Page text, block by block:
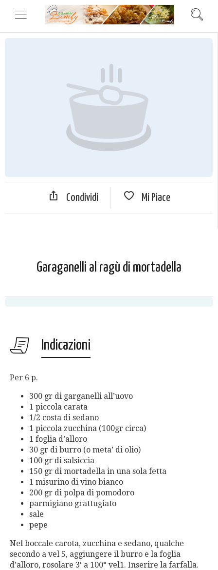
Condividi Mi Piace
Garaganelli al ragù di mortadella
Indicazioni
Per 6 p.
300 gr di garganelli all’uovo
1 piccola carata
1/2 costa di sedano
1 piccola zucchina (100gr circa)
1 foglia d’alloro
30 gr di burro (o meta’ di olio)
100 gr di salsiccia
150 gr di mortadella in una sola fetta
1 misurino di vino bianco
200 gr di polpa di pomodoro
parmigiano grattugiato
sale
pepe
Nel boccale carota, zucchina e sedano, qualche
secondo a vel 5, aggiungere il burro e la foglia
d’alloro, rosolare 3′ a 100° vel1. Inserire la farfalla.